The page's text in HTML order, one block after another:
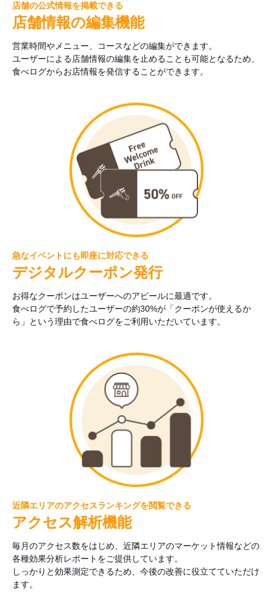
店舗の公式情報を掲載できる
店舗情報の編集機能
営業時間やメニュー、コースなどの編集ができます。
ユーザーによる店舗情報の編集を止めることも可能となるため、
食べログからお店情報を発信することができます。
急なイベントにも即座に対応できる
デジタルクーポン発行
お得なクーポンはユーザーへのアピールに最適です。
食べログで予約したユーザーの約30%が「クーポンが使えるか
ら」という理由で食べログをご利用いただいています。
近隣エリアのアクセスランキングを閲覧できる
アクセス解析機能
毎月のアクセス数をはじめ、近隣エリアのマーケット情報などの
各種効果分析レポートをご提供しています。
しっかりと効果測定できるため、今後の改善に役立てていただけ
ます。